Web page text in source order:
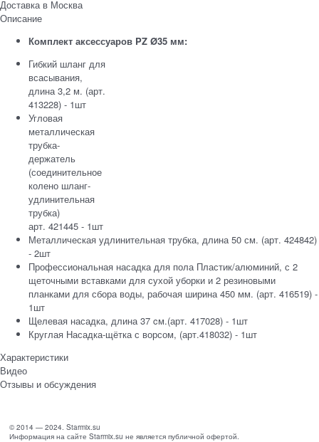
Доставка в Москва
Описание
Комплект аксессуаров PZ Ø35 мм:
Гибкий шланг для
всасывания,
длина 3,2 м. (арт.
413228) - 1шт
Угловая
металлическая
трубка-
держатель
(соединительное
колено шланг-
удлинительная
трубка)
арт. 421445 - 1шт
Металлическая удлинительная трубка, длина 50 см. (арт. 424842)
- 2шт
Профессиональная насадка для пола Пластик/алюминий, с 2
щеточными вставками для сухой уборки и 2 резиновыми
планками для сбора воды, рабочая ширина 450 мм. (арт. 416519) -
1шт
Щелевая насадка, длина 37 cм.(арт. 417028) - 1шт
Круглая Насадка-щётка с ворсом, (арт.418032) - 1шт
Характеристики
Видео
Отзывы и обсуждения
© 2014 — 2024. Starmix.su
Информация на сайте Starmix.su не является публичной офертой.